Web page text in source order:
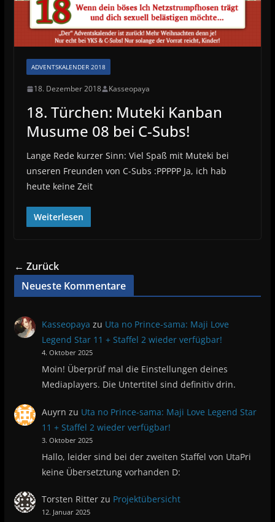
ADVENTSKALENDER 2018
18. Dezember 2018 Kasseopaya
18. Türchen: Muteki Kanban
Musume 08 bei C-Subs!
Lange Rede kurzer Sinn: Viel Spaß mit Muteki bei
unseren Freunden von C-Subs :PPPPP Ja, ich hab
heute keine Zeit
Weiterlesen
← Zurück
Neueste Kommentare
Kasseopaya zu Uta no Prince-sama: Maji Love
Legend Star 11 + Staffel 2 wieder verfügbar!
4. Oktober 2025
Moin! Überprüf mal die Einstellungen deines
Mediaplayers. Die Untertitel sind definitiv drin.
Auyrn zu Uta no Prince-sama: Maji Love Legend Star
11 + Staffel 2 wieder verfügbar!
3. Oktober 2025
Hallo, leider sind bei der zweiten Staffel von UtaPri
keine Übersetztung vorhanden D:
Torsten Ritter zu Projektübersicht
12. Januar 2025